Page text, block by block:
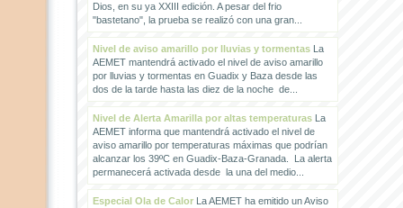
Dios, en su ya XXIII edición. A pesar del frio
"bastetano", la prueba se realizó con una gran...
Nivel de aviso amarillo por lluvias y tormentasLa
AEMET mantendrá activado el nivel de aviso amarillo
por lluvias y tormentas en Guadix y Baza desde las
dos de la tarde hasta las diez de la noche de...
Nivel de Alerta Amarilla por altas temperaturasLa
AEMET informa que mantendrá activado el nivel de
aviso amarillo por temperaturas máximas que podrían
alcanzar los 39ºC en Guadix-Baza-Granada. La alerta
permanecerá activada desde la una del medio...
Especial Ola de CalorLa AEMET ha emitido un Aviso